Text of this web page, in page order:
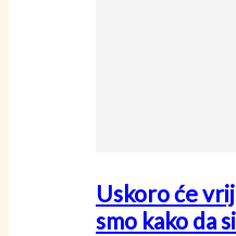
Uskoro će
smo kako da